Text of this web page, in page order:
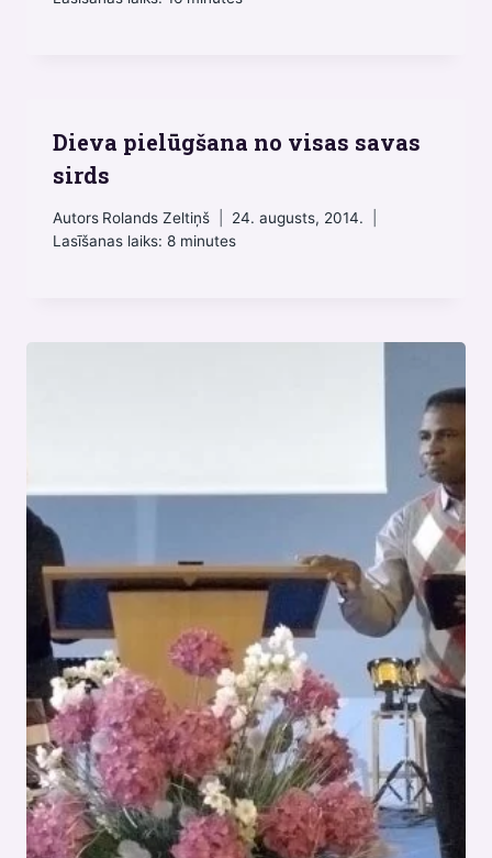
Dieva pielūgšana no visas savas
sirds
Autors Rolands Zeltiņš
24. augusts, 2014.
Lasīšanas laiks: 8 minutes